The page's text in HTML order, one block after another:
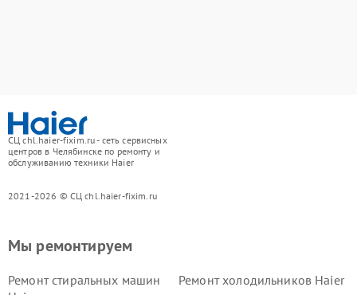
СЦ chl.haier-fixim.ru - сеть сервисных
центров в Челябинске по ремонту и
обслуживанию техники Haier
2021-2026 © СЦ chl.haier-fixim.ru
Мы ремонтируем
Ремонт стиральных машин
Ремонт холодильников Haier